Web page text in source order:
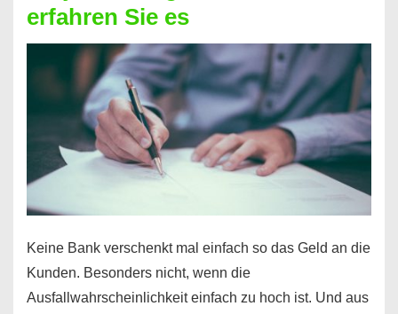
nicht
nur
für
Handy
möglich!
erfahren Sie es
Keine Bank verschenkt mal einfach so das Geld an die
Kunden. Besonders nicht, wenn die
Ausfallwahrscheinlichkeit einfach zu hoch ist. Und aus